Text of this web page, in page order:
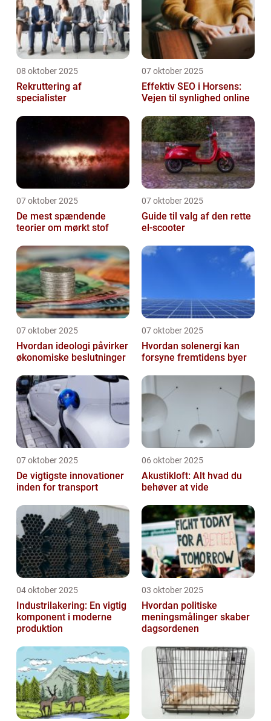
08 oktober 2025
Rekruttering af
specialister
07 oktober 2025
Effektiv SEO i Horsens:
Vejen til synlighed online
07 oktober 2025
De mest spændende
teorier om mørkt stof
07 oktober 2025
Guide til valg af den rette
el-scooter
07 oktober 2025
Hvordan ideologi påvirker
økonomiske beslutninger
07 oktober 2025
Hvordan solenergi kan
forsyne fremtidens byer
07 oktober 2025
De vigtigste innovationer
inden for transport
06 oktober 2025
Akustikloft: Alt hvad du
behøver at vide
04 oktober 2025
Industrilakering: En vigtig
komponent i moderne
produktion
03 oktober 2025
Hvordan politiske
meningsmålinger skaber
dagsordenen